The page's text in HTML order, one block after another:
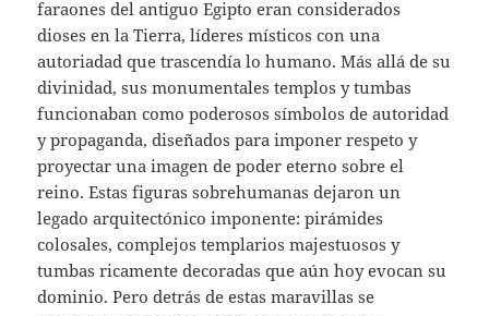
faraones del antiguo Egipto eran considerados
dioses en la Tierra, líderes místicos con una
autoriadad que trascendía lo humano. Más allá de su
divinidad, sus monumentales templos y tumbas
funcionaban como poderosos símbolos de autoridad
y propaganda, diseñados para imponer respeto y
proyectar una imagen de poder eterno sobre el
reino. Estas figuras sobrehumanas dejaron un
legado arquitectónico imponente: pirámides
colosales, complejos templarios majestuosos y
tumbas ricamente decoradas que aún hoy evocan su
dominio. Pero detrás de estas maravillas se